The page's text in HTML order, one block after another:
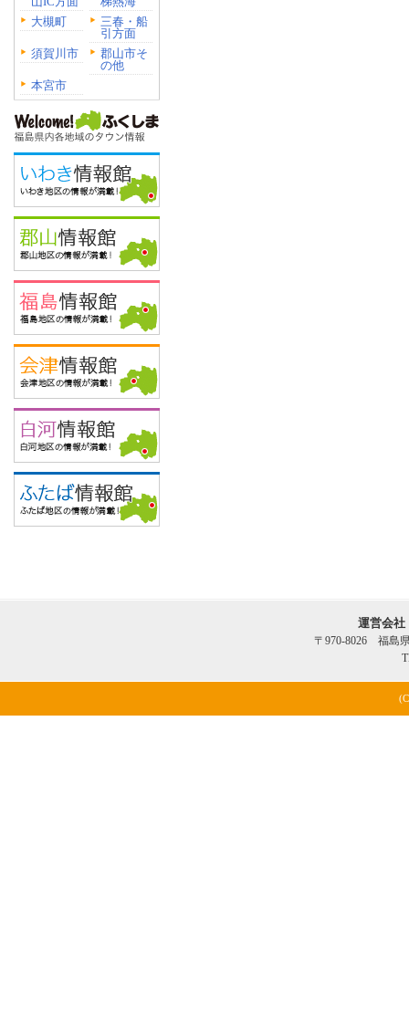
大槻町
三春・船
引方面
須賀川市
郡山市そ
の他
本宮市
運営会
〒970-8026 福島